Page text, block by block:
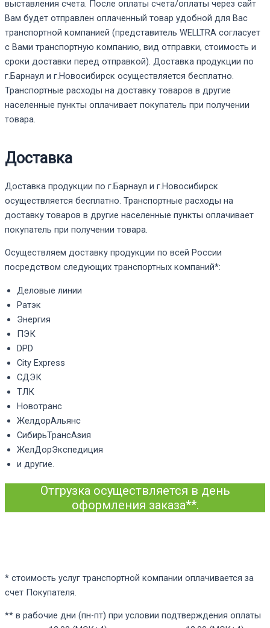
выставления счета. После оплаты счета/оплаты через сайт
Вам будет отправлен оплаченный товар удобной для Вас
транспортной компанией (представитель WELLTRA согласует
с Вами транспортную компанию, вид отправки, стоимость и
сроки доставки перед отправкой). Доставка продукции по
г.Барнаул и г.Новосибирск осуществляется бесплатно.
Транспортные расходы на доставку товаров в другие
населенные пункты оплачивает покупатель при получении
товара.
Доставка
Доставка продукции по г.Барнаул и г.Новосибирск
осуществляется бесплатно. Транспортные расходы на
доставку товаров в другие населенные пункты оплачивает
покупатель при получении товара.
Осуществляем доставку продукции по всей России
посредством следующих транспортных компаний*:
Деловые линии
Ратэк
Энергия
ПЭК
DPD
City Express
СДЭК
ТЛК
Новотранс
ЖелдорАльянс
СибирьТрансАзия
ЖелДорЭкспедиция
и другие.
Отгрузка осуществляется в день
оформления заказа**.
* стоимость услуг транспортной компании оплачивается за
счет Покупателя.
** в рабочие дни (пн-пт) при условии подтверждения оплаты